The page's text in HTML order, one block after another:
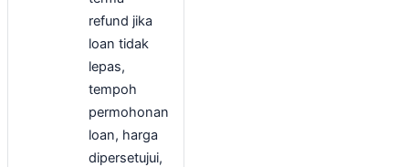
refund jika
loan tidak
lepas,
tempoh
permohonan
loan, harga
dipersetujui,